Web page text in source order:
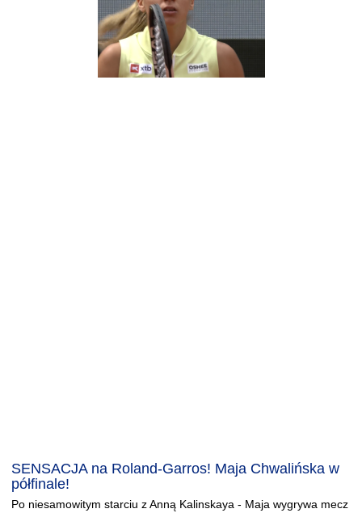
SENSACJA na Roland-Garros! Maja Chwalińska w
półfinale!
Po niesamowitym starciu z Anną Kalinskaya - Maja wygrywa mecz